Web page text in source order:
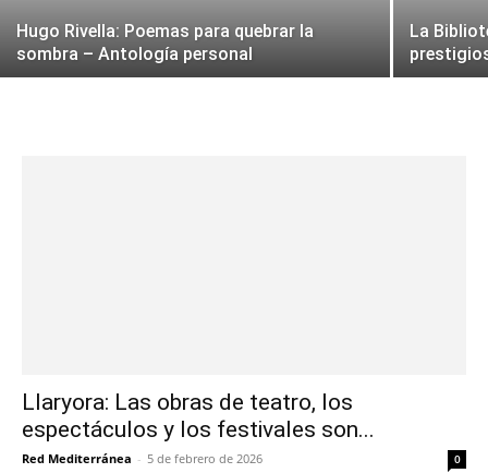
Hugo Rivella: Poemas para quebrar la
sombra – Antología personal
La
Llaryora: Las obras de teatro, los
espectáculos y los festivales son...
Red Mediterránea - 5 de febrero de 2026 0